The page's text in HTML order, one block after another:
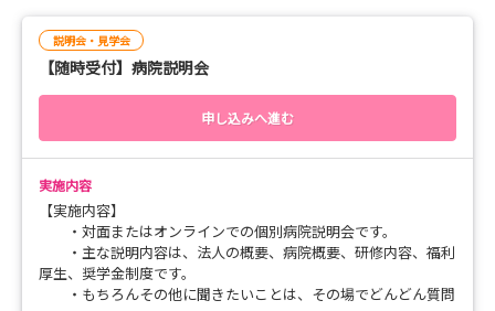
【連絡先・問合せ先】
津軽保健生活協同組合 看護介護部 阿保
電話：090-4556-3962（平日9:00～16:00）
※LINEで電話番号検索すると「津軽保健看護学生担当」アカ
ウントあります。そちらからお友達登録して連絡・お問合せいた
メール：kantai0625@tsugaru-health.coop
Instagramのダイレクトメールでも可能です
【見学対応可能時間】
月曜日～金曜日（祝日不可）
10:00～16:00（最終見学開始時間14:00）
・必要事項を記入しお申込みください。
・時間は、見学開始（希望）時間としてください。
・「見学日時の第二希望」、「見学をしたい部署」は、アン
ケートに記入をお願いします。
第二希望記入は必須記入でお願いします。
【連絡先・問合せ先】
津軽保健生活協同組合 看護介護部 阿保
電話：0172-33-7515（平日9:00～16:00祝日不可）
説明会・見学会
【随時受付】病院説明会
申し込みへ進む
実施内容
【実施内容】
・対面またはオンラインでの個別病院説明会です。
・主な説明内容は、法人の概要、病院概要、研修内容、福利
厚生、奨学金制度です。
・もちろんその他に聞きたいことは、その場でどんどん質問